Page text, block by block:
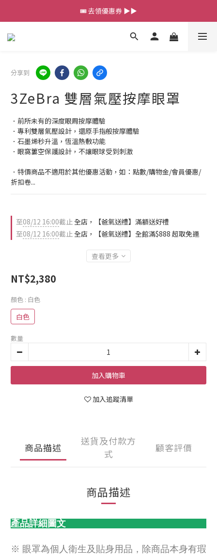
💰新會員送 $88 購物金
🎟️ 去領優惠券 ▶▶
💰新會員送 $88 購物金
分享到
3ZeBra 雙層氣壓按摩眼罩
．前所未有的深度眼周按摩體驗
．專利雙層氣壓設計，還原手指般按摩體驗
．石墨烯秒升溫，恆溫熱敷功能
．眼窩簍空保護設計，不讓眼球受到刺激
．特價商品不適用於其他優惠活動，如：點數/購物金/會員優惠/
折扣卷...
至08/12 16:00截止全店，【爸氣送禮】滿額送好禮
至08/12 16:00截止全店，【爸氣送禮】全館滿$888 超取免運
查看更多
NT$2,380
顏色 : 白色
白色
數量
加入購物車
加入追蹤清單
商品描述
送貨及付款方
式
顧客評價
商品描述
產品詳細圖文
※ 眼罩為個人衛生及貼身用品， 除商品本身有瑕